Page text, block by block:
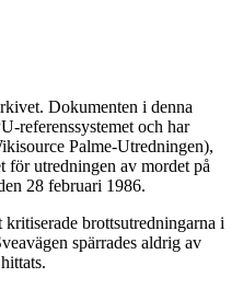
Dokumenten i denna
referenssystemet och har
Palme-Utredningen),
för utredningen av mordet på
28 februari 1986.
kritiserade brottsutredningarna i
spärrades aldrig av